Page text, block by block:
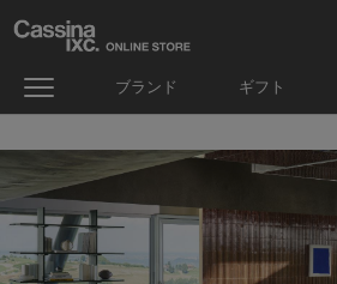
ブランド ギフト